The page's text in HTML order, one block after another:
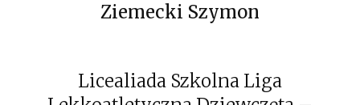
Ziemecki Szymon
Licealiada Szkolna Liga